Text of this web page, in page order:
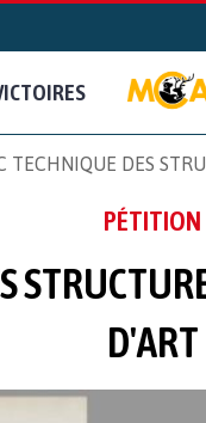
TECHNIQUE DES
PÉTITION
D'ART